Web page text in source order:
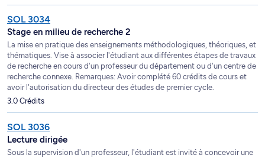
SOL 3034
Stage en milieu de recherche 2
La mise en pratique des enseignements méthodologiques, théoriques, et
thématiques. Vise à associer l'étudiant aux différentes étapes de travaux
de recherche en cours d'un professeur du département ou d'un centre de
recherche connexe. Remarques: Avoir complété 60 crédits de cours et
avoir l'autorisation du directeur des études de premier cycle.
3.0 Crédits
SOL 3036
Lecture dirigée
Sous la supervision d'un professeur, l'étudiant est invité à concevoir une